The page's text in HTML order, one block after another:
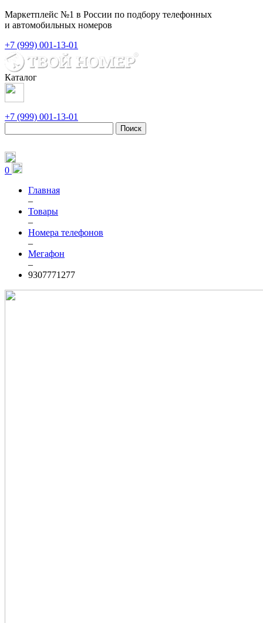
Маркетплейс №1 в России по подбору телефонных
и автомобильных номеров
+7 (999) 001-13-01
Каталог
+7 (999) 001-13-01
Поиск
0
Главная
–
Товары
–
Номера телефонов
–
Мегафон
–
9307771277